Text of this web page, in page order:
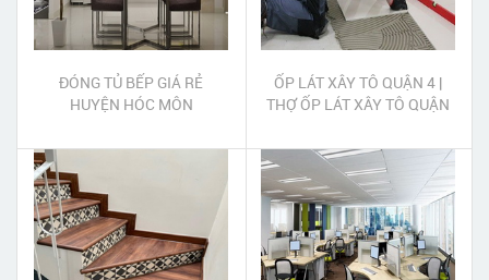
ĐÓNG TỦ BẾP GIÁ RẺ
HUYỆN HÓC MÔN
ỐP LÁT XÂY TÔ QUẬN 4 |
THỢ ỐP LÁT XÂY TÔ QUẬN